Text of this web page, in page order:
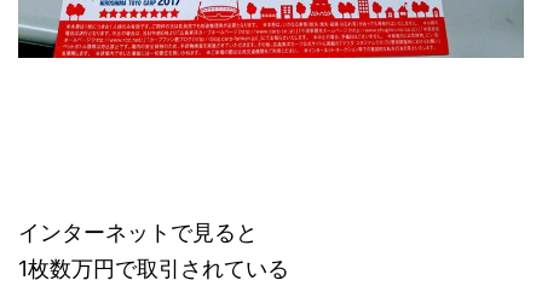
インターネットで見ると
1枚数万円で取引されている